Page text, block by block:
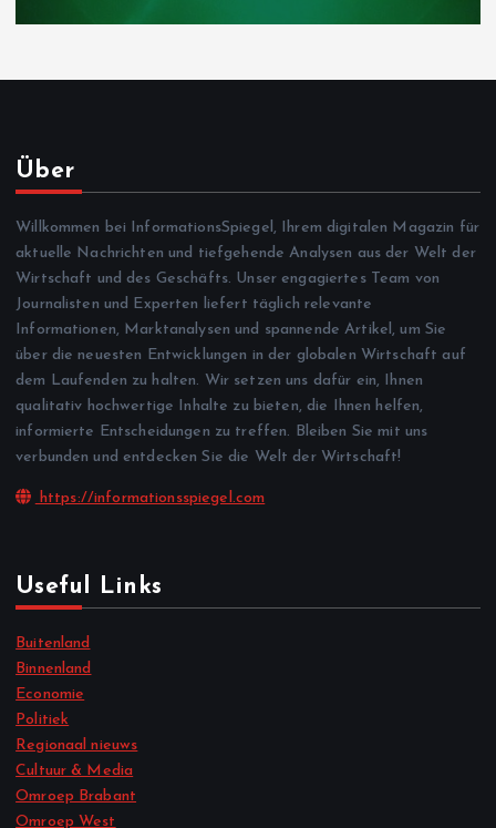
Über
Willkommen bei InformationsSpiegel, Ihrem digitalen Magazin für
aktuelle Nachrichten und tiefgehende Analysen aus der Welt der
Wirtschaft und des Geschäfts. Unser engagiertes Team von
Journalisten und Experten liefert täglich relevante
Informationen, Marktanalysen und spannende Artikel, um Sie
über die neuesten Entwicklungen in der globalen Wirtschaft auf
dem Laufenden zu halten. Wir setzen uns dafür ein, Ihnen
qualitativ hochwertige Inhalte zu bieten, die Ihnen helfen,
informierte Entscheidungen zu treffen. Bleiben Sie mit uns
verbunden und entdecken Sie die Welt der Wirtschaft!
https://informationsspiegel.com
Useful Links
Buitenland
Binnenland
Economie
Politiek
Regionaal nieuws
Cultuur & Media
Omroep Brabant
Omroep West